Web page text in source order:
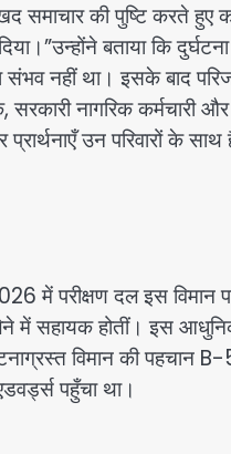
समाचार की पुष्टि करते हुए
बताया कि
संभव नहीं था। इसके बाद
नागरिक कर्मचारी और
उन परिवारों के साथ
में परीक्षण दल इस विमान
लेने में सहायक होतीं। इस
विमान की पहचान
पहुँचा था।